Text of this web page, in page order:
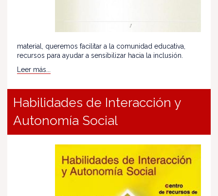
material, queremos facilitar a la comunidad educativa,
recursos para ayudar a sensibilizar hacia la inclusión.
Leer más...
Habilidades de Interacción y
Autonomía Social